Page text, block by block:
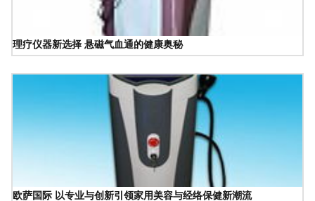
理疗仪器新选择 悬磁气血通的健康奥秘
欧萨国际 以专业与创新引领家用美容与经络保健新潮流